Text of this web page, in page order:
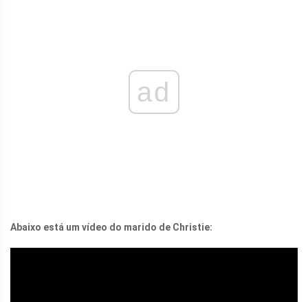
ad
Abaixo está um vídeo do marido de Christie: